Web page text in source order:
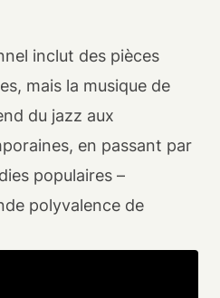
inclut des pièces
mais la musique de
du jazz aux
en passant par
populaires –
polyvalence de